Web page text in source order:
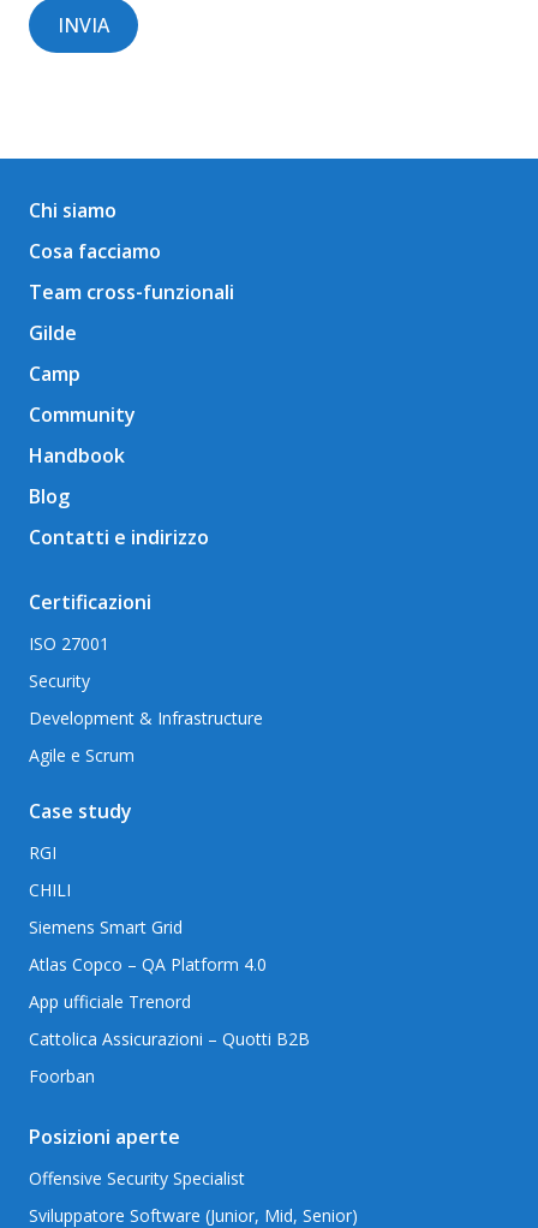
Chi siamo
Cosa facciamo
Team cross-funzionali
Gilde
Camp
Community
Handbook
Blog
Contatti e indirizzo
Certificazioni
ISO 27001
Security
Development & Infrastructure
Agile e Scrum
Case study
RGI
CHILI
Siemens Smart Grid
Atlas Copco – QA Platform 4.0
App ufficiale Trenord
Cattolica Assicurazioni – Quotti B2B
Foorban
Posizioni aperte
Offensive Security Specialist
Sviluppatore Software (Junior, Mid, Senior)